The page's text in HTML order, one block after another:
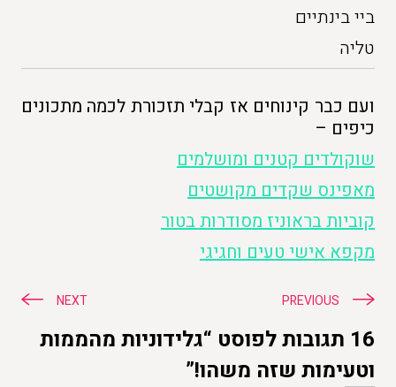
ביי בינתיים
טליה
ועם כבר קינוחים אז קבלי תזכורת לכמה מתכונים
כיפים –
שוקולדים קטנים ומושלמים
מאפינס שקדים מקושטים
קוביות בראוניז מסודרות בטור
מקפא אישי טעים וחגיגי
ניווטPREVIOUS
NEXT
16 תגובות לפוסט “גלידוניות מהממות
וטעימות שזה משהו!”